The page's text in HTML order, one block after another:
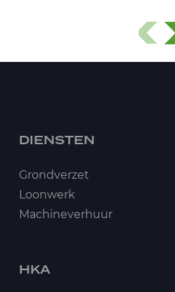
DIENSTEN
Grondverzet
Loonwerk
Machineverhuur
HKA